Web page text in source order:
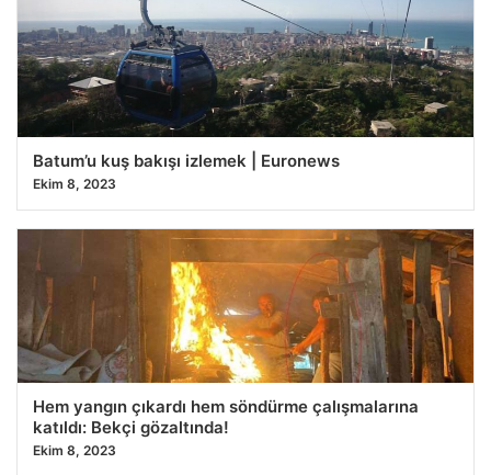
Batum’u kuş bakışı izlemek | Euronews
Ekim 8, 2023
Hem yangın çıkardı hem söndürme çalışmalarına
katıldı: Bekçi gözaltında!
Ekim 8, 2023